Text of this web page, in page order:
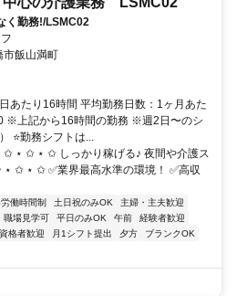
く勤務!/LSMC02
市飯山満町
あたり16時間 平均勤務日数：1ヶ月あた
※上記から16時間の勤務 ※週2日〜のシ
⭐勤務シフトは...
⋆ ✩ ⋆ ✩ しっかり稼げる♪ 夜間や介護ス
✩ ⋆ ✩ ✅業界最高水準の環境！ ✅高収
働時間制 土日祝のみOK
主婦・主夫歓迎
職場見学可 平日のみOK 午前
経験者歓迎
格者歓迎 月1シフト提出 夕方
ブランクOK